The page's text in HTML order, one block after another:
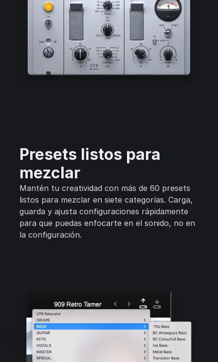
Presets listos para
mezclar
Mantén tu creatividad con más de 60 presets
listos para mezclar en siete categorías. Carga,
guarda y ajusta configuraciones rápidamente
para que puedas enfocarte en el sonido, no en
la configuración.